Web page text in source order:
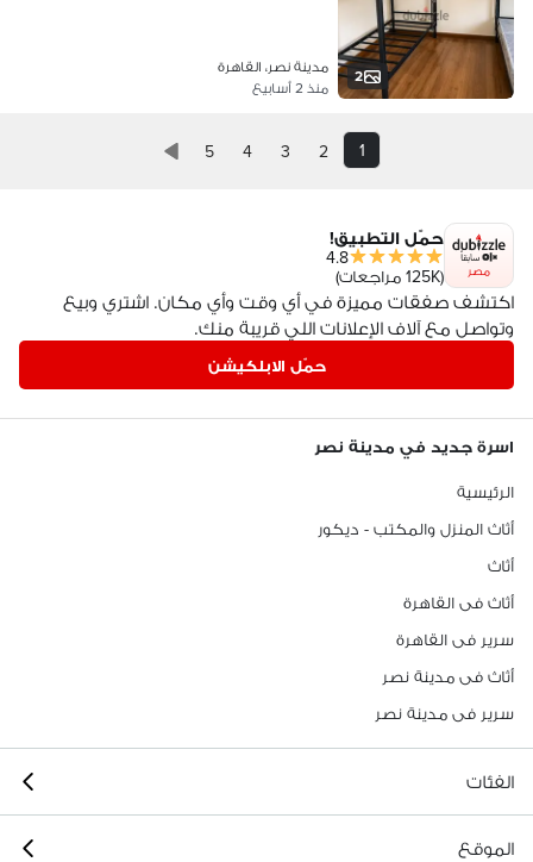
2
مدينة نصر، القاهرة
منذ 2 أسابيع
1
2
3
4
5
مصر
حمّل التطبيق!
4.8
(125K مراجعات)
اكتشف صفقات مميزة في أي وقت وأي مكان. اشتري وبيع
وتواصل مع آلاف الإعلانات اللي قريبة منك.
حمّل الابلكيشن
اسرة جديد في مدينة نصر
الرئيسية
أثاث المنزل والمكتب - ديكور
أثاث
أثاث فى القاهرة
سرير فى القاهرة
أثاث فى مدينة نصر
سرير فى مدينة نصر
الفئات
الموقع